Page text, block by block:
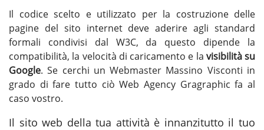
Il codice scelto e utilizzato per la costruzione delle
pagine del sito internet deve aderire agli standard
formali condivisi dal W3C, da questo dipende la
compatibilità, la velocità di caricamento e la visibilità su
Google. Se cerchi unWebmaster Massino Visconti in
grado di fare tutto ciò Web Agency Gragraphic fa al
caso vostro.
Il sito web della tua attività è innanzitutto il tuo